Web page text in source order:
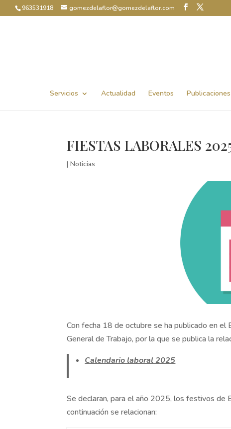
963531918 gomezdelaflor@gomezdelaflor.com
Servicios Actualidad Eventos Publicaciones
FIESTAS LABORALES
|Noticias
Con fecha 18 de octubre se ha publicado en
General de Trabajo, por la que se publica la
Calendario laboral 2025
Se declaran, para el año 2025, los festivos de
continuación se relacionan: